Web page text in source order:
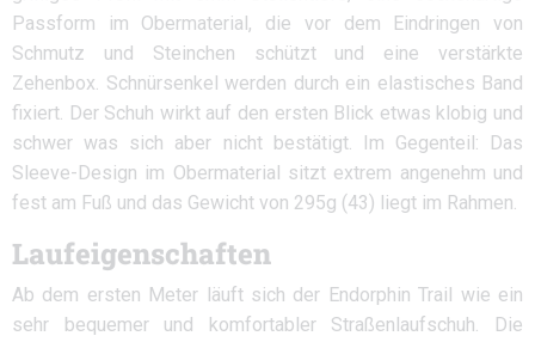
Passform im Obermaterial, die vor dem Eindringen von
Schmutz und Steinchen schützt und eine verstärkte
Zehenbox. Schnürsenkel werden durch ein elastisches Band
fixiert. Der Schuh wirkt auf den ersten Blick etwas klobig und
schwer was sich aber nicht bestätigt. Im Gegenteil: Das
Sleeve-Design im Obermaterial sitzt extrem angenehm und
fest am Fuß und das Gewicht von 295g (43) liegt im Rahmen.
Laufeigenschaften
Ab dem ersten Meter läuft sich der Endorphin Trail wie ein
sehr bequemer und komfortabler Straßenlaufschuh. Die